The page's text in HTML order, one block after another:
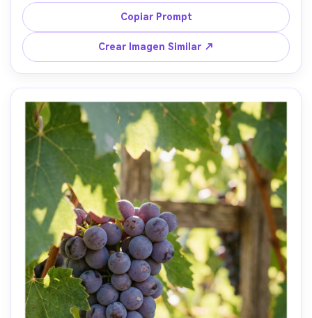
lente 35mm f/2, frescura dinámica, gotas de agua de alta
definición, gradación de color apetecible --ar 4:5
Copiar Prompt
Crear Imagen Similar ↗